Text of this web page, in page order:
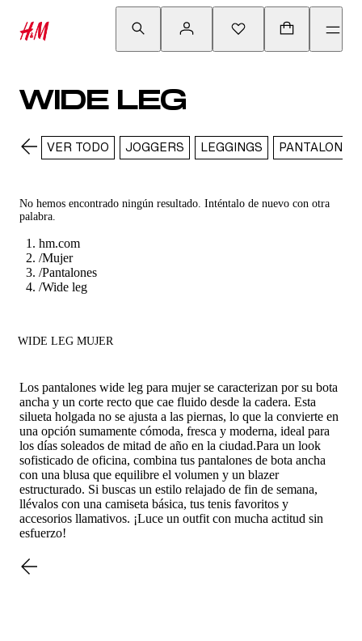
WIDE LEG
VER TODO JOGGERS LEGGINGS
No hemos encontrado ningún resultado. Inténtalo de nuevo con otra
palabra.
hm.com
/Mujer
/Pantalones
/Wide leg
WIDE LEG MUJER
Los pantalones wide leg para mujer se caracterizan por su bota
ancha y un corte recto que cae fluido desde la cadera. Esta
silueta holgada no se ajusta a las piernas, lo que la convierte en
una opción sumamente cómoda, fresca y moderna, ideal para
los días soleados de mitad de año en la ciudad.Para un look
sofisticado de oficina, combina tus pantalones de bota ancha
con una blusa que equilibre el volumen y un blazer
estructurado. Si buscas un estilo relajado de fin de semana,
llévalos con una camiseta básica, tus tenis favoritos y
accesorios llamativos. ¡Luce un outfit con mucha actitud sin
esfuerzo!